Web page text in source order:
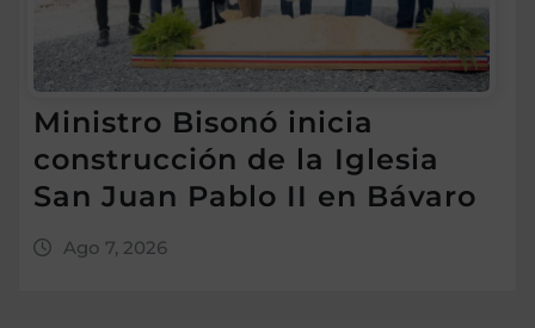
Ministro Bisonó inicia
construcción de la Iglesia
San Juan Pablo II en Bávaro
Ago 7, 2026